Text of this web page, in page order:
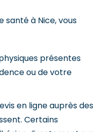
santé à Nice, vous
présentes
ou de votre
en ligne auprès des
Certains